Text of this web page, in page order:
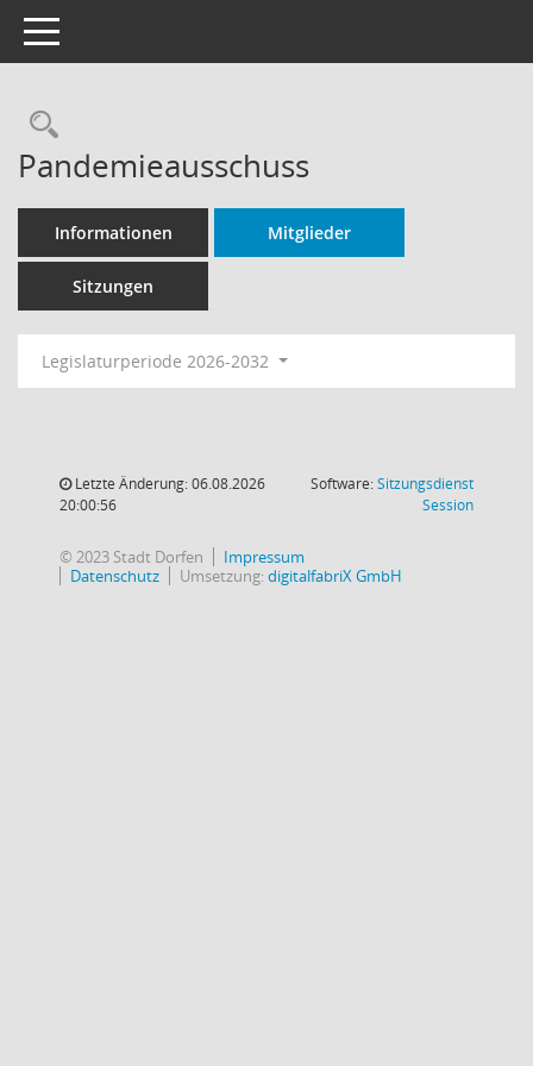
Toggle navigation
Rechercheauswahl
Pandemieausschuss
Informationen Mitglieder
Sitzungen
Legislaturperiode 2026-2032
Letzte Änderung: 06.08.2026
20:00:56
Software:Sitzungsdienst
Session(Wird in
© 2023 Stadt Dorfen
Impressum
Datenschutz
Umsetzung:digitalfabriX GmbH